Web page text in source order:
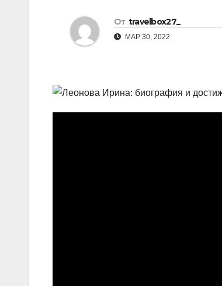
От travelbox27_
МАР 30, 2022